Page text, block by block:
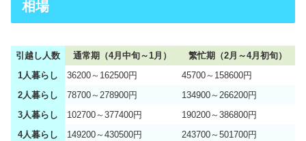
相場
引越し人数 通常期（4月中旬～1月）
繁忙期（2月～4月初旬）
1人暮らし
36200～162500円
45700～158600円
2人暮らし
78700～278900円
134900～266200円
3人暮らし
102700～377400円
190200～386800円
4人暮らし
149200～430500円 243700～501700円